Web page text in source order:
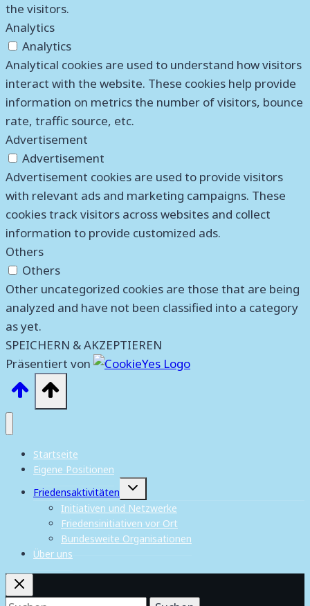
the visitors.
Analytics
Analytics
Analytical cookies are used to understand how visitors
interact with the website. These cookies help provide
information on metrics the number of visitors, bounce
rate, traffic source, etc.
Advertisement
Advertisement
Advertisement cookies are used to provide visitors
with relevant ads and marketing campaigns. These
cookies track visitors across websites and collect
information to provide customized ads.
Others
Others
Other uncategorized cookies are those that are being
analyzed and have not been classified into a category
as yet.
SPEICHERN & AKZEPTIEREN
Präsentiert von
Startseite
Eigene Positionen
Friedensaktivitäten
Untermenü
Initiativen und Netzwerke
Friedensinitiativen vor Ort
Bundesweite Organisationen
Über uns